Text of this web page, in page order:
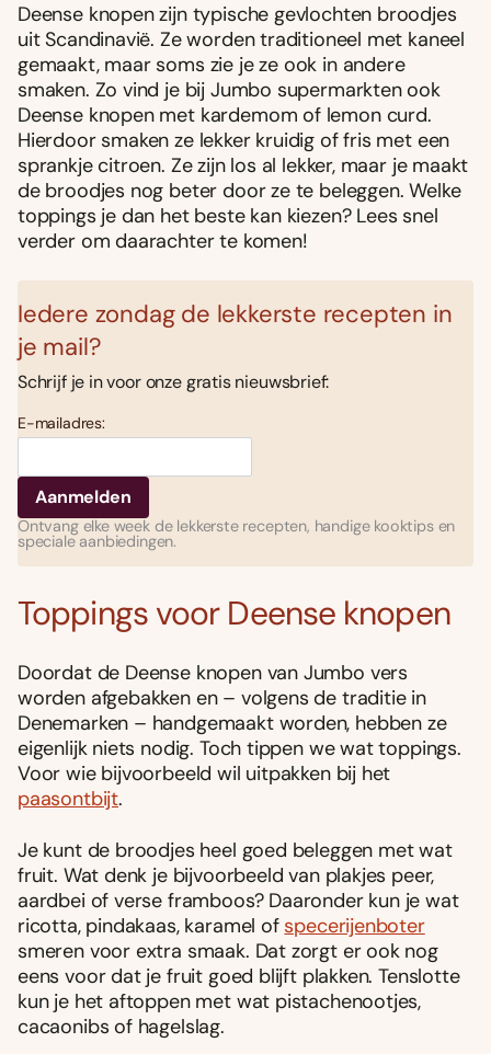
Deense knopen zijn typische gevlochten broodjes
uit Scandinavië. Ze worden traditioneel met kaneel
gemaakt, maar soms zie je ze ook in andere
smaken. Zo vind je bij Jumbo supermarkten ook
Deense knopen met kardemom of lemon curd.
Hierdoor smaken ze lekker kruidig of fris met een
sprankje citroen. Ze zijn los al lekker, maar je maakt
de broodjes nog beter door ze te beleggen. Welke
toppings je dan het beste kan kiezen? Lees snel
verder om daarachter te komen!
Iedere zondag de lekkerste recepten in
je mail?
Schrijf je in voor onze gratis nieuwsbrief:
E-mailadres:
Ontvang elke week de lekkerste recepten, handige kooktips en
speciale aanbiedingen.
Toppings voor Deense knopen
Doordat de Deense knopen van Jumbo vers
worden afgebakken en – volgens de traditie in
Denemarken – handgemaakt worden, hebben ze
eigenlijk niets nodig. Toch tippen we wat toppings.
Voor wie bijvoorbeeld wil uitpakken bij het
paasontbijt.
Je kunt de broodjes heel goed beleggen met wat
fruit. Wat denk je bijvoorbeeld van plakjes peer,
aardbei of verse framboos? Daaronder kun je wat
ricotta, pindakaas, karamel of specerijenboter
smeren voor extra smaak. Dat zorgt er ook nog
eens voor dat je fruit goed blijft plakken. Tenslotte
kun je het aftoppen met wat pistachenootjes,
cacaonibs of hagelslag.